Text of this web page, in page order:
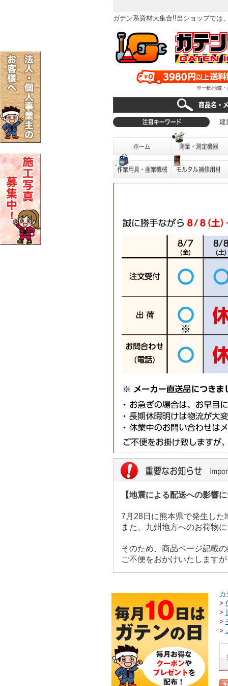
ガテン系資材大集合!!当ショップでは
建
【地震による配送への影響
7月28日に熊本県で発生し
また、九州地方へのお荷物
そのため、商品ページ記載
ご不便をおかけいたします
カ
>
>
>
>